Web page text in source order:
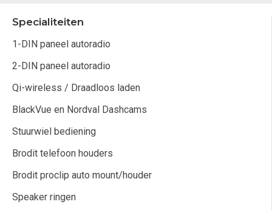
Specialiteiten
1-DIN paneel autoradio
2-DIN paneel autoradio
Qi-wireless / Draadloos laden
BlackVue en Nordval Dashcams
Stuurwiel bediening
Brodit telefoon houders
Brodit proclip auto mount/houder
Speaker ringen